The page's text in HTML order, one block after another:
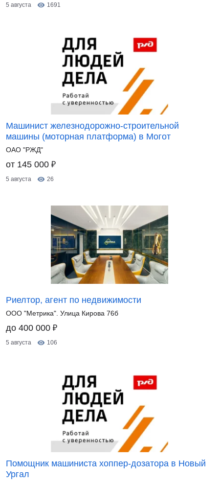
5 августа 1691
Машинист железнодорожно-строительной
машины (моторная платформа) в Могот
ОАО "РЖД"
от 145 000 ₽
5 августа 26
Риелтор, агент по недвижимости
ООО "Метрика". Улица Кирова 76б
до 400 000 ₽
5 августа 106
Помощник машиниста хоппер-дозатора в Новый
Ургал